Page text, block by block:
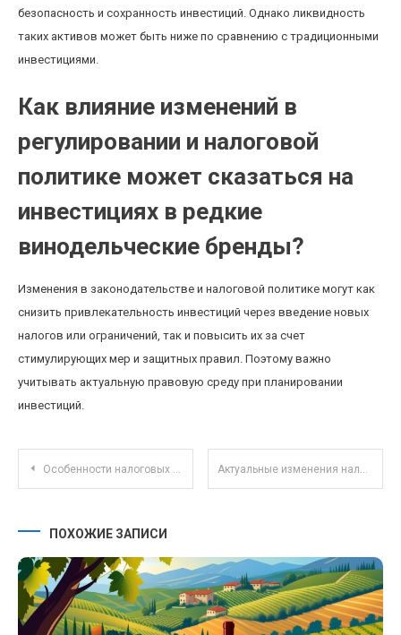
безопасность и сохранность инвестиций. Однако ликвидность
таких активов может быть ниже по сравнению с традиционными
инвестициями.
Как влияние изменений в
регулировании и налоговой
политике может сказаться на
инвестициях в редкие
винодельческие бренды?
Изменения в законодательстве и налоговой политике могут как
снизить привлекательность инвестиций через введение новых
налогов или ограничений, так и повысить их за счет
стимулирующих мер и защитных правил. Поэтому важно
учитывать актуальную правовую среду при планировании
инвестиций.
Навигация по записям
Особенности налоговых льгот для удалённых работников в 2025 году Актуальные изменения налогового законодательства 2024: что ждет бизнес и граждан?
ПОХОЖИЕ ЗАПИСИ